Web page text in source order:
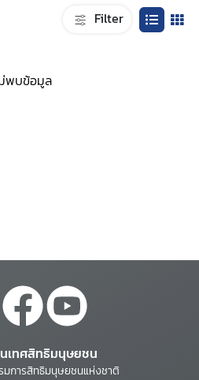
Filter
พบข้อมูล
เทศสิทธิมนุษยชน
มการสิทธิมนุษยชนแห่งชาติ